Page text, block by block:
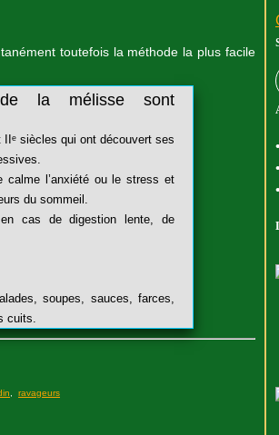
toutefois la méthode la plus facile
la mélisse sont
siècles qui ont découvert ses
calme l’anxiété ou le stress et
du sommeil.
cas de digestion lente, de
soupes, sauces, farces,
cuits.
ravageurs
•
•
•